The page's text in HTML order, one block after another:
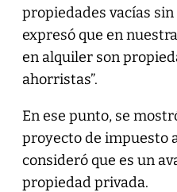
propiedades vacías
expresó que en
en alquiler son
ahorristas”.
En ese punto, se
proyecto de impuesto
consideró que es un
propiedad privada.